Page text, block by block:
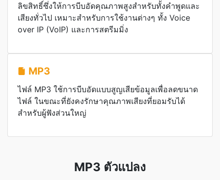
ลิขสิทธิ์ซึ่งให้การบีบอัดคุณภาพสูงสำหรับทั้งคำพูดและ
เสียงทั่วไป เหมาะสำหรับการใช้งานต่างๆ ทั้ง Voice
over IP (VoIP) และการสตรีมมิ่ง
MP3
ไฟล์ MP3 ใช้การบีบอัดแบบสูญเสียข้อมูลเพื่อลดขนาด
ไฟล์ ในขณะที่ยังคงรักษาคุณภาพเสียงที่ยอมรับได้
สำหรับผู้ฟังส่วนใหญ่
MP3 ตัวแปลง